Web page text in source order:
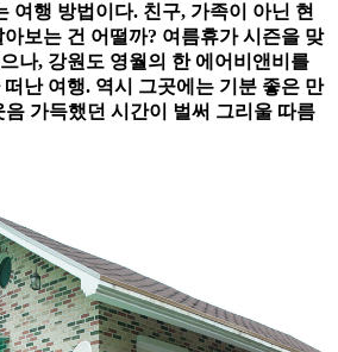
여행 방법이다. 친구, 가족이 아닌 현
보는 건 어떨까? 여름휴가 시즌을 맞
나, 강원도 영월의 한 에어비앤비를
난 여행. 역시 그곳에는 기분 좋은 만
가득했던 시간이 벌써 그리울 따름